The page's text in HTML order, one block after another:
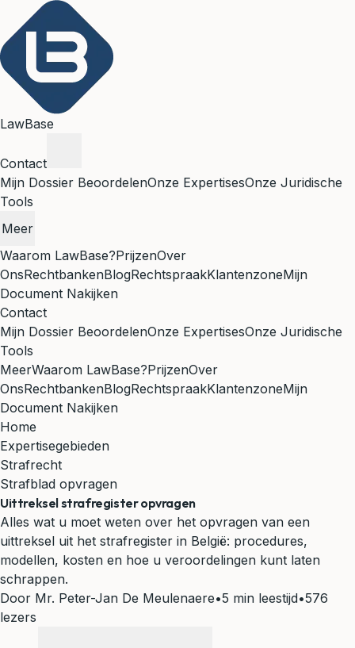
LawBase
Contact
Mijn Dossier BeoordelenOnze ExpertisesOnze Juridische
Tools
Meer
Waarom LawBase?PrijzenOver
OnsRechtbankenBlogRechtspraakKlantenzoneMijn
Document Nakijken
Contact
Mijn Dossier BeoordelenOnze ExpertisesOnze Juridische
Tools
MeerWaarom LawBase?PrijzenOver
OnsRechtbankenBlogRechtspraakKlantenzoneMijn
Document Nakijken
Home
Expertisegebieden
Strafrecht
Strafblad opvragen
Uittreksel strafregister opvragen
Alles wat u moet weten over het opvragen van een
uittreksel uit het strafregister in België: procedures,
modellen, kosten en hoe u veroordelingen kunt laten
schrappen.
Door Mr. Peter-Jan De Meulenaere•5 min leestijd•576
lezers